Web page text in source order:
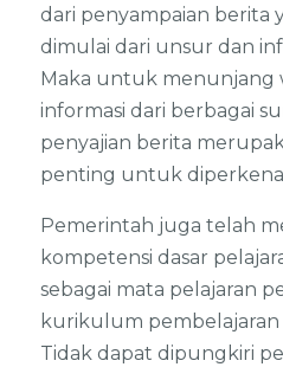
dari penyampaian berita
dimulai dari unsur dan
Maka untuk menunjang
informasi dari berbagai
penyajian berita
penting untuk
Pemerintah juga telah
kompetensi dasar
sebagai mata pelajaran
kurikulum pembelajaran
Tidak dapat dipungkiri